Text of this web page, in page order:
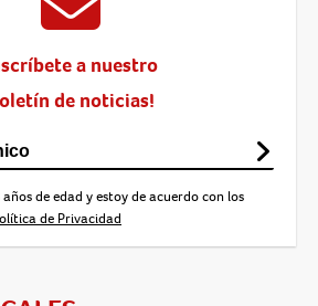
a nuestro
de noticias!
de edad y estoy de acuerdo con los
de Privacidad